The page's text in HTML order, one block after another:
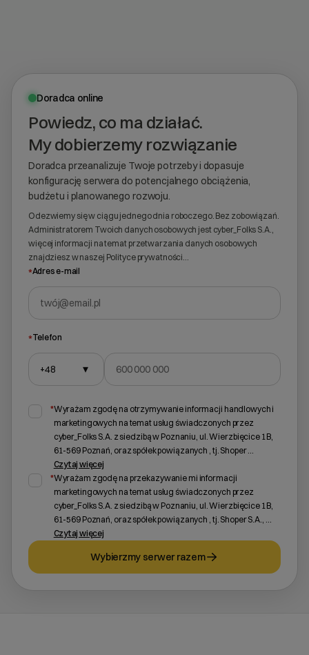
Doradca online
Powiedz, co ma działać.
My dobierzemy rozwiązanie
Doradca przeanalizuje Twoje potrzeby i dopasuje
konfigurację serwera do potencjalnego obciążenia,
budżetu i planowanego rozwoju.
Odezwiemy się w ciągu jednego dnia roboczego. Bez zobowiązań.
Administratorem Twoich danych osobowych jest cyber_Folks S.A.,
więcej informacji na temat przetwarzania danych osobowych
znajdziesz w naszej Polityce prywatności…
*Adres e-mail
*Telefon
+48 ▾
Wybierz gotową listę. Użyj spacji, aby otworzyć.
Naciśnij spację, aby otworzyć listę, klawisze strzałek, aby nawigować,
*Wyrażam zgodę na otrzymywanie informacji handlowych i
marketingowych na temat usług świadczonych przez
cyber_Folks S.A. z siedzibą w Poznaniu, ul. Wierzbięcice 1B,
61-569 Poznań, oraz spółek powiązanych , tj. Shoper...
Czytaj więcej
*Wyrażam zgodę na przekazywanie mi informacji
marketingowych na temat usług świadczonych przez
cyber_Folks S.A. z siedzibą w Poznaniu, ul. Wierzbięcice 1B,
61-569 Poznań, oraz spółek powiązanych , tj. Shoper S.A., ...
Czytaj więcej
Wybierzmy serwer razem